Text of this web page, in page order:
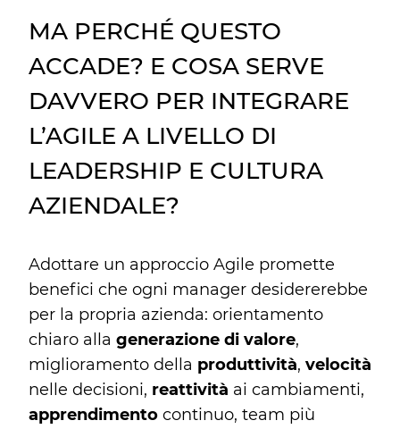
MA PERCHÉ QUESTO
ACCADE? E COSA SERVE
DAVVERO PER INTEGRARE
L’AGILE A LIVELLO DI
LEADERSHIP E CULTURA
AZIENDALE?
Adottare un approccio Agile promette
benefici che ogni manager desidererebbe
per la propria azienda: orientamento
chiaro alla generazione di valore,
miglioramento della produttività, velocità
nelle decisioni, reattività ai cambiamenti,
apprendimento continuo, team più